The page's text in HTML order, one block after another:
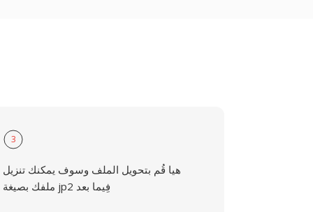
3
هيا قُم بتحويل الملف وسوف يمكنك تنزيل
ملفك بصيغة jp2 فِيما بعد